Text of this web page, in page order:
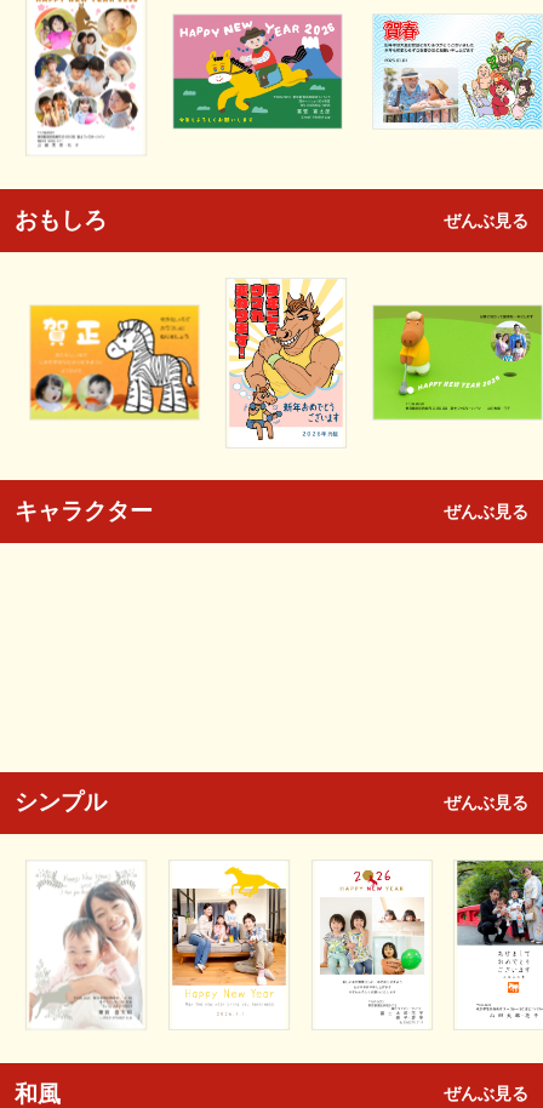
おもしろ ぜんぶ見る
キャラクター ぜんぶ見る
シンプル ぜんぶ見る
和風 ぜんぶ見る